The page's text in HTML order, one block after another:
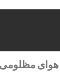
مظلومی